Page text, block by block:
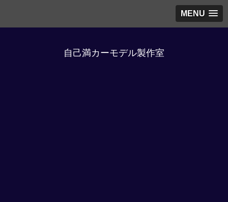
MENU
自己満カーモデル製作室